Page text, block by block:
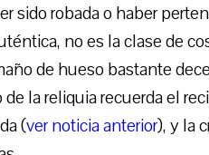
sido robada o haber
no es la clase de
de hueso bastante
la reliquia recuerda el
(ver noticia anterior), y la